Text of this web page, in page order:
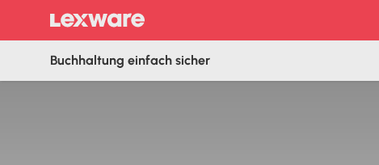
Buchhaltung einfach sicher